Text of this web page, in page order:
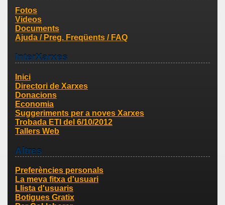
Fotos
Videos
Documents
Ajuda / Preg. Freqüents / FAQ
InterXarxes
Inici
Directori de Xarxes
Donacions
Economia
Suggeriments per a noves Xarxes
Trobada ETI del 6/10/2012
Tallers Web
Altres
Preferències personals
La meva fitxa d'usuari
Llista d'usuaris
Botigues Gratix